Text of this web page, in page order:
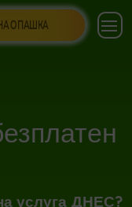
ОПАШКА
услуга ДНЕС?